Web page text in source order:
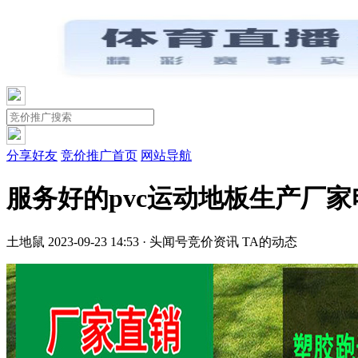
分享好友 竞价推广首页 网站导航
服务好的pvc运动地板生产厂
土地鼠 2023-09-23 14:53 · 头闻号竞价资讯 TA的动态